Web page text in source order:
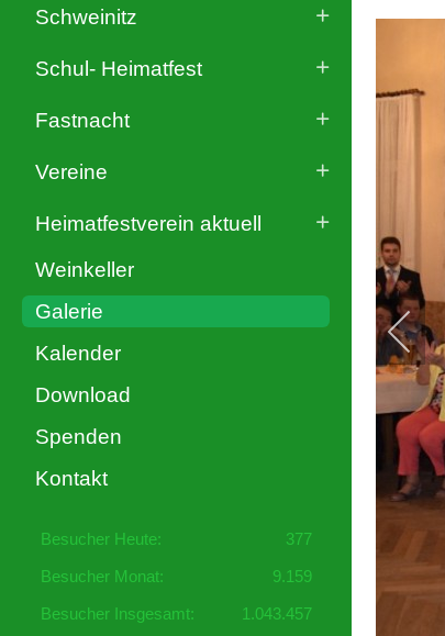
Schweinitz
Schul- Heimatfest
Fastnacht
Vereine
Heimatfestverein aktuell
Weinkeller
Galerie
Kalender
Download
Spenden
Kontakt
Besucher Heute:
377
Besucher Monat:
9.159
Besucher Insgesamt:
1.043.457